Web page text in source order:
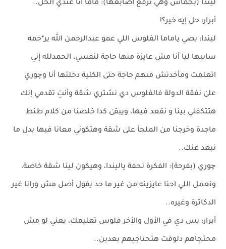
ليندا (بحماس وهي ترفع أصابعها): ماما أنا عندي الحل..
أبرار: حل إيه خير؟!
ليندا: بصي ياماما الفلوس اللي عمو عبدالرحمن الله ير*حمه
سايبها ليا أنا مش عايزة منها حاجة لنفسي، الحمدلله إني
اتعلمت ومأخدتش منهم حاجة حتىٰ الكلية دخلتها أنا وچوري
علىٰ نفقة الدولة فالفلوس دي نشتري شقة وأنتِ تقدمي إنك
هتتكفلي بينا و نقعد فيها، ويبقىٰ كدا خلصنا من كلام طنط
ماجدة وخرجنا من الملجأ علىٰ شقة وهتكوني معانا فيها بدل ما
نبعد عنك..
چوري (بفرحة): الفكرة تحفة ياليندا، وهيكون لينا شقة خاصة،
ونعمل اللي احنا عايزينه من غير ما حد يقول أصل مش ورانا غير
الدكاترة وغيره..
أبرار: بس دي في الأول والأخر فلوس تعليمك، يعني لو مش
محتجاهم دلوقت هتحتاجيهم بعدين..